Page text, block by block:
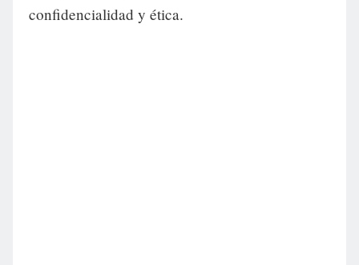
confidencialidad y ética.